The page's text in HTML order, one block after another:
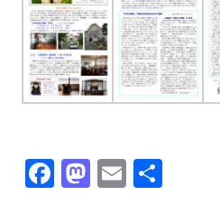
o
o
k
o
n
F
M
E